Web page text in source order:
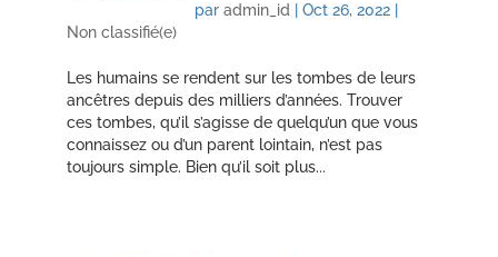
par admin_id Oct 26, 2022|
Non classifié(e)
Les humains se rendent sur les tombes de leurs
ancêtres depuis des milliers d’années. Trouver
ces tombes, qu’il s’agisse de quelqu’un que vous
connaissez ou d’un parent lointain, n’est pas
toujours simple. Bien qu’il soit plus...